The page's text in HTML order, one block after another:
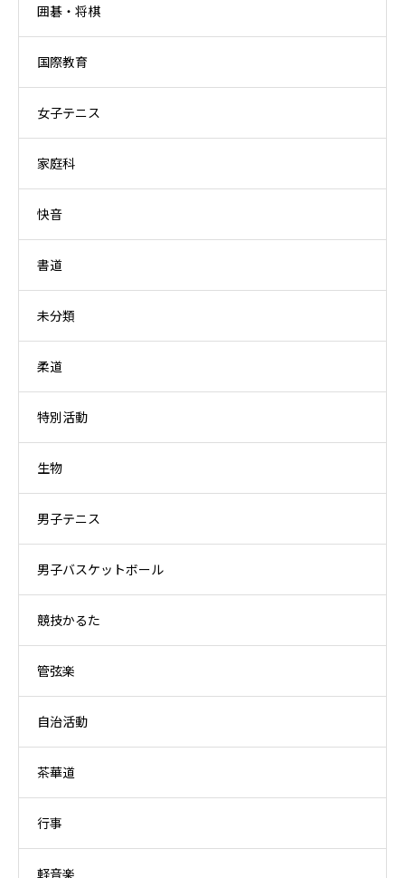
囲碁・将棋
国際教育
女子テニス
家庭科
快音
書道
未分類
柔道
特別活動
生物
男子テニス
男子バスケットボール
競技かるた
管弦楽
自治活動
茶華道
行事
軽音楽